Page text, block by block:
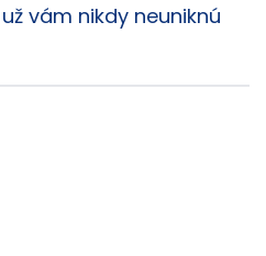
vám nikdy neuniknú